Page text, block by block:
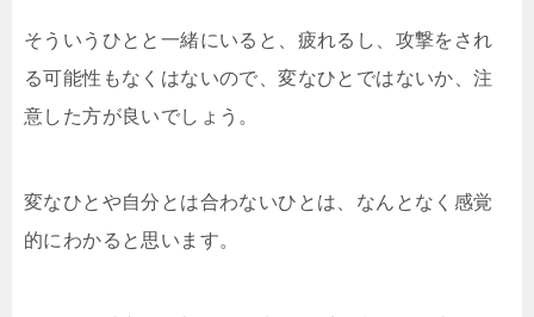
そういうひとと一緒にいると、疲れるし、攻撃をされ
る可能性もなくはないので、変なひとではないか、注
意した方が良いでしょう。
変なひとや自分とは合わないひとは、なんとなく感覚
的にわかると思います。